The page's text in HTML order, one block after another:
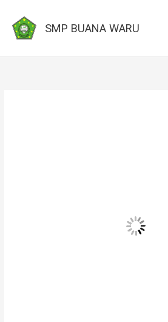
konten
SMP BUANA WARU